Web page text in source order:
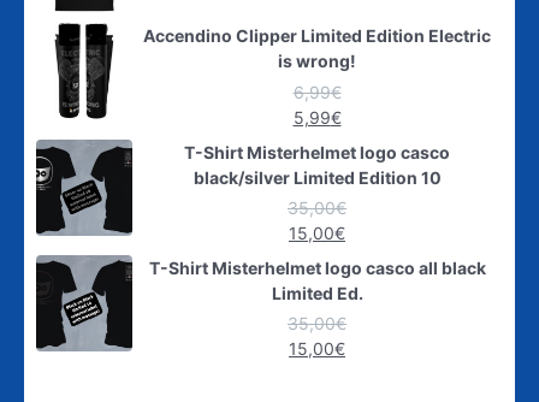
Accendino Clipper Limited Edition Electric
is wrong!
6,99€
5,99€
T-Shirt Misterhelmet logo casco
black/silver Limited Edition 10
35,00€
15,00€
T-Shirt Misterhelmet logo casco all black
Limited Ed.
35,00€
15,00€